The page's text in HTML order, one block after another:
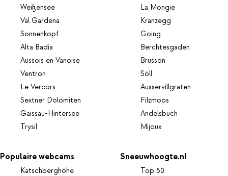
Weißensee
Val Gardena
Sonnenkopf
Alta Badia
Aussois en Vanoise
Ventron
Le Vercors
Sextner Dolomiten
Gaissau-Hintersee
Trysil
La Mongie
Kranzegg
Going
Berchtesgaden
Brusson
Söll
Ausservillgraten
Filzmoos
Andelsbuch
Mijoux
Populaire webcams
Katschberghöhe
Sneeuwhoogte.nl
Top 50